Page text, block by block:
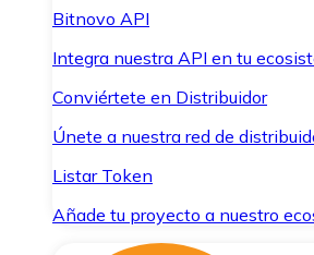
Bitnovo API
Integra nuestra API en tu
Conviértete en Distribuidor
Únete a nuestra red de
Listar Token
Añade tu proyecto a nuestro